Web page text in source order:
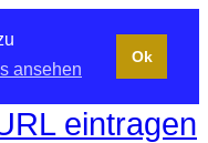
ansehen
Ok
eintragen